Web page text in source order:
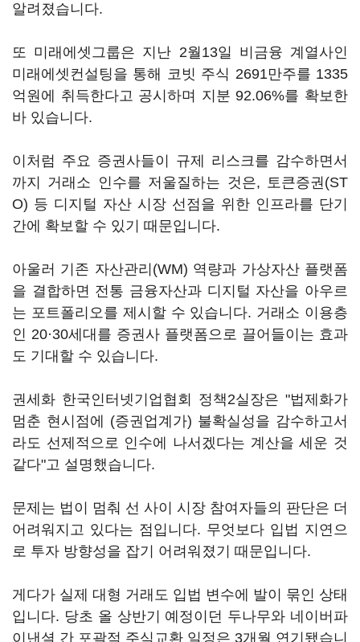
알려졌습니다.
또 미래에셋그룹은 지난 2월13일 비금융 계열사인
미래에셋컨설팅을 통해 코빗 주식 2691만주를 1335
억원에 취득한다고 공시하며 지분 92.06%를 확보한
바 있습니다.
이처럼 주요 증권사들이 규제 리스크를 감수하면서
까지 거래소 인수를 저울질하는 것은, 토큰증권(ST
O) 등 디지털 자산 시장 선점을 위한 인프라를 단기
간에 확보할 수 있기 때문입니다.
아울러 기존 자산관리(WM) 역량과 가상자산 플랫폼
을 결합하면 전통 금융자산과 디지털 자산을 아우르
는 포트폴리오를 제시할 수 있습니다. 거래소 이용층
인 20·30세대를 증권사 플랫폼으로 끌어들이는 효과
도 기대할 수 있습니다.
권세화 한국인터넷기업협회 정책2실장은 "법제화가
멈춘 현시점에 (증권업계가) 불확실성을 감수하고서
라도 선제적으로 인수에 나서겠다는 계산을 세운 것
같다"고 설명했습니다.
문제는 법이 멈춰 선 사이 시장 참여자들의 판단은 더
어려워지고 있다는 점입니다. 무엇보다 입법 지연으
로 투자 방향성을 잡기 어려워졌기 때문입니다.
게다가 실제 대형 거래도 입법 변수에 발이 묶인 상태
입니다. 당초 올 상반기 예정이던 두나무와 네이버파
이낸셜 간 포괄적 주식교환 일정은 3개월 연기됐습니